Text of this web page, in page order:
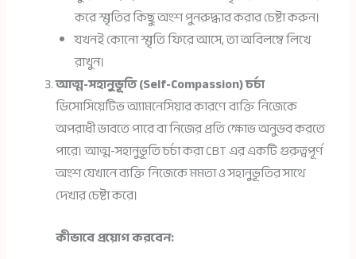
করে স্মৃতির কিছু অংশ পুনরুদ্ধার করার চেষ্টা করুন।
যখনই কোনো স্মৃতি ফিরে আসে, তা অবিলম্বে লিখে
রাখুন।
আত্ম-সহানুভূতি (Self-Compassion) চর্চা
ডিসোসিয়েটিভ অ্যামনেসিয়ার কারণে ব্যক্তি নিজেকে
অপরাধী ভাবতে পারে বা নিজের প্রতি ক্ষোভ অনুভব করতে
পারে। আত্ম-সহানুভূতি চর্চা করা CBT এর একটি গুরুত্বপূর্ণ
অংশ যেখানে ব্যক্তি নিজেকে মমতা ও সহানুভূতির সাথে
দেখার চেষ্টা করে।
কীভাবে প্রয়োগ করবেন: